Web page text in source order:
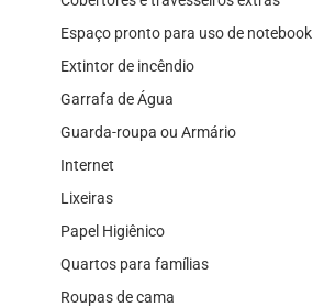
Espaço pronto para uso de notebook
Extintor de incêndio
Garrafa de Água
Guarda-roupa ou Armário
Internet
Lixeiras
Papel Higiênico
Quartos para famílias
Roupas de cama